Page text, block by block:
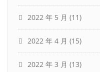
2022 年 5 月 (11)
2022 年 4 月 (15)
2022 年 3 月 (13)